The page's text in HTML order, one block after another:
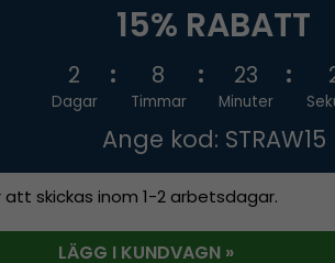
15% RABATT
2
Dagar
8
Timmar
23
Minuter
Ange kod: STRAW15
att skickas inom 1-2 arbetsdagar.
LÄGG I KUNDVAGN »